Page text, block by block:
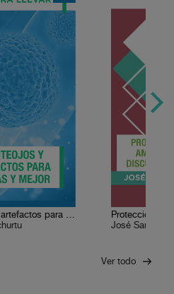
De anteojos y artefactos para ver más y mejor
José
Ver todo